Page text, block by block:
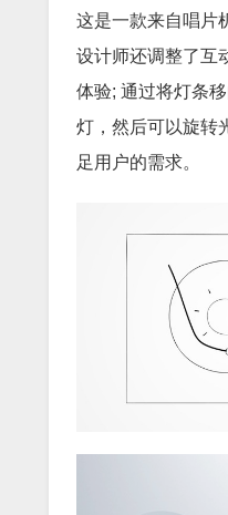
这是一款来自唱片
设计师还调整了互
体验; 通过将灯条
灯，然后可以旋转
足用户的需求。